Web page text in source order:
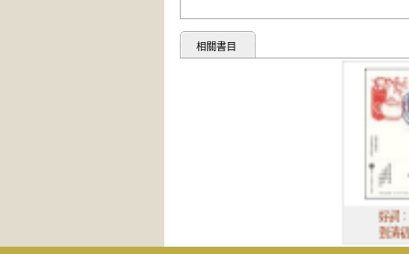
相關書目
好詞：從唐宋
到清初，停在